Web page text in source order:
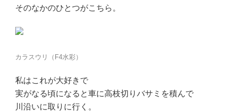
そのなかのひとつがこちら。
カラスウリ（F4水彩）
私はこれが大好きで
実がなる頃になると車に高枝切りバサミを積んで
川沿いに取りに行く。